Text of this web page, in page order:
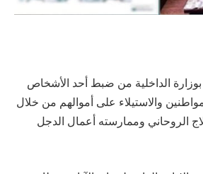
بوزارة الداخلية من ضبط أحد الأشخاص
والاستيلاء على أموالهم من خلال
الروحاني وممارسته أعمال الدجل